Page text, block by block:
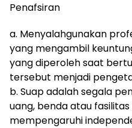
Penafsiran
a. Menyalahgunakan
yang mengambil
yang diperoleh saat
tersebut menjadi
b. Suap adalah segala
uang, benda atau
mempengaruhi